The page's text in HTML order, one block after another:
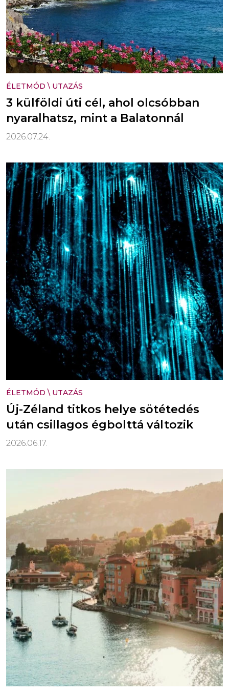
ÉLETMÓD \ UTAZÁS
3 külföldi úti cél, ahol olcsóbban
nyaralhatsz, mint a Balatonnál
2026.07.24.
ÉLETMÓD \ UTAZÁS
Új-Zéland titkos helye sötétedés
után csillagos égbolttá változik
2026.06.17.